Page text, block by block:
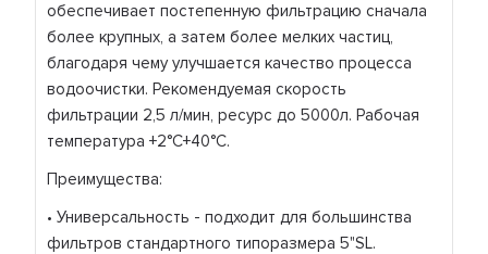
обеспечивает постепенную фильтрацию сначала
более крупных, а затем более мелких частиц,
благодаря чему улучшается качество процесса
водоочистки. Рекомендуемая скорость
фильтрации 2,5 л/мин, ресурс до 5000л. Рабочая
температура +2°C+40°C.
Преимущества:
• Универсальность - подходит для большинства
фильтров стандартного типоразмера 5"SL.